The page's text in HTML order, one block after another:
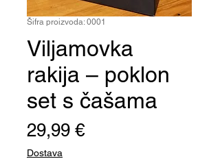
Šifra proizvoda: 0001
Viljamovka
rakija – poklon
set s čašama
29,99 €Cijena
Dostava